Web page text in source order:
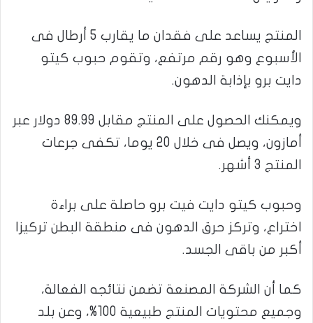
المنتج يساعد على فقدان ما يقارب 5 أرطال فى
الأسبوع وهو رقم مرتفع، وتقوم حبوب كيتو
دايت برو بإذابة الدهون.
ويمكنك الحصول على المنتج مقابل 89.99 دولار عبر
أمازون، ويصل فى خلال 20 يوما، تكفى جرعات
المنتج 3 أشهر.
وحبوب كيتو دايت فيت برو حاصلة على براءة
اختراع، وتركز حرق الدهون فى منطقة البطن تركيزا
أكبر من باقى الجسد.
كما أن الشركة المصنعة تضمن نتائجه الفعالة،
وجميع محتويات المنتج طبيعية 100%، وعن بلد